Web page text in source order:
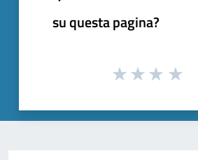
su questa pagina?